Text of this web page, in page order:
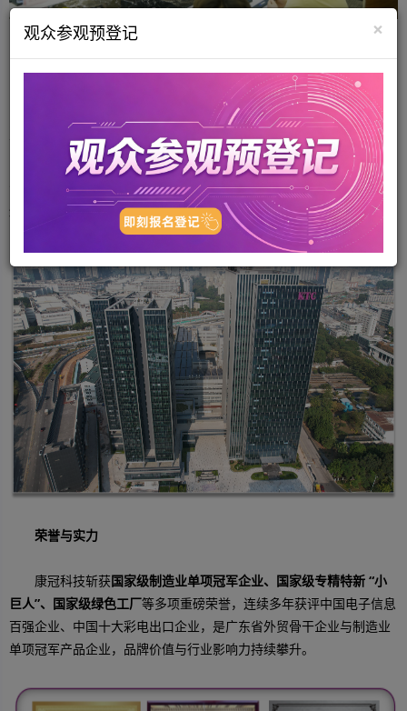
康冠科技成立于1995年，是一家深耕智能显示领域近三十年的国
家高新技术企业。截至2025年12月，公司员工超过7500人，总建筑
面积约75万平方米，累计获得知识产权（含商标）1894项。
2025年，公司实现营业收入约145亿元人民币，主要产品涵盖智
能交互平板、创新类显示产品、专业类显示产品及智能电视等四大领
域
荣誉与实力
康冠科技斩获国家级制造业单项冠军企业、国家级专精特新 “小
巨人”、国家级绿色工厂等多项重磅荣誉，连续多年获评中国电子信息
百强企业、中国十大彩电出口企业，是广东省外贸骨干企业与制造业
单项冠军产品企业，品牌价值与行业影响力持续攀升。
×
观众参观预登记